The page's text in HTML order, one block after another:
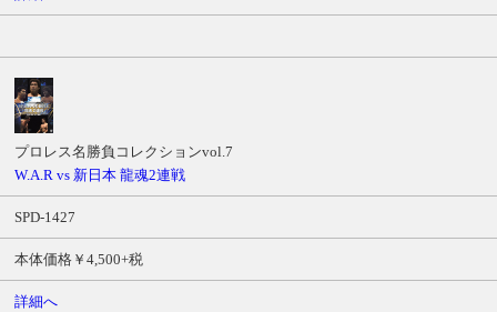
プロレス名勝負コレクションvol.7
W.A.R vs 新日本 龍魂2連戦
SPD-1427
本体価格￥4,500+税
詳細へ